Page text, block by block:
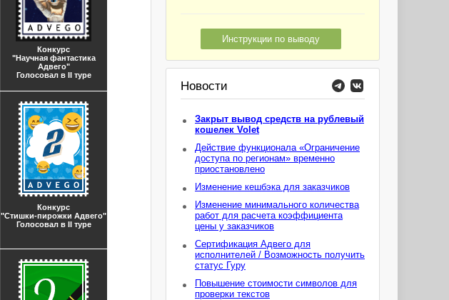
Инструкции по выводу
Новости
Закрыт вывод средств на рублевый
кошелек Volet
Действие функционала «Ограничение
доступа по регионам» временно
приостановлено
Изменение кешбэка для заказчиков
Изменение минимального количества
работ для расчета коэффициента
цены у заказчиков
Сертификация Адвего для
исполнителей / Возможность получить
статус Гуру
Повышение стоимости символов для
проверки текстов
Конкурс
"Научная фантастика
Адвего"
Голосовал в II туре
Конкурс
"Стишки-пирожки Адвего"
Голосовал в II туре